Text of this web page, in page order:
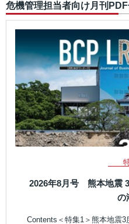
危機管理担当者向け月刊
2026年8月号 熊本地震
の
Contents＜特集1＞熊本地震